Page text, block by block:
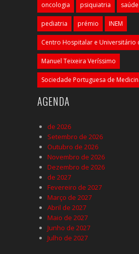
oncologia psiquiatria
pediatria prémio INEM
Centro Hospitalar e Universitário
Manuel Teixeira Veríssimo
Sociedade Portuguesa de
AGENDA
de 2026
Setembro de 2026
Outubro de 2026
Novembro de 2026
Dezembro de 2026
de 2027
Fevereiro de 2027
Março de 2027
Abril de 2027
Maio de 2027
Junho de 2027
Julho de 2027